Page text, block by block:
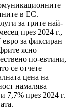
в ЕС.
за трите най-
през 2024 г.,
за фиксиран
ясно
по-евтини,
се отчете
цена на
намалява
7,7% през 2024 г.